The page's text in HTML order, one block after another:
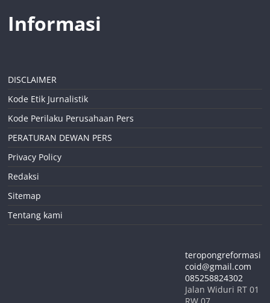
Informasi
DISCLAIMER
Kode Etik Jurnalistik
Kode Perilaku Perusahaan Pers
PERATURAN DEWAN PERS
Privacy Policy
Redaksi
Sitemap
Tentang kami
teropongreformasi
coid@gmail.com
085258824302
Jalan Widuri RT 01